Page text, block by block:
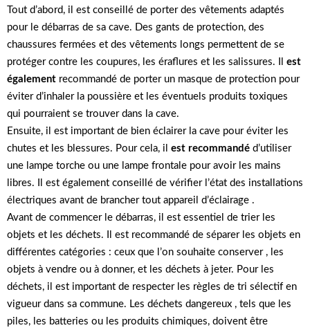
Tout d’abord, il est conseillé de porter des vêtements adaptés
pour le débarras de sa cave. Des gants de protection, des
chaussures fermées et des vêtements longs permettent de se
protéger contre les coupures, les éraflures et les salissures. Il est
également recommandé de porter un masque de protection pour
éviter d’inhaler la poussière et les éventuels produits toxiques
qui pourraient se trouver dans la cave.
Ensuite, il est important de bien éclairer la cave pour éviter les
chutes et les blessures. Pour cela, il est recommandé d’utiliser
une lampe torche ou une lampe frontale pour avoir les mains
libres. Il est également conseillé de vérifier l’état des installations
électriques avant de brancher tout appareil d’éclairage .
Avant de commencer le débarras, il est essentiel de trier les
objets et les déchets. Il est recommandé de séparer les objets en
différentes catégories : ceux que l’on souhaite conserver , les
objets à vendre ou à donner, et les déchets à jeter. Pour les
déchets, il est important de respecter les règles de tri sélectif en
vigueur dans sa commune. Les déchets dangereux , tels que les
piles, les batteries ou les produits chimiques, doivent être